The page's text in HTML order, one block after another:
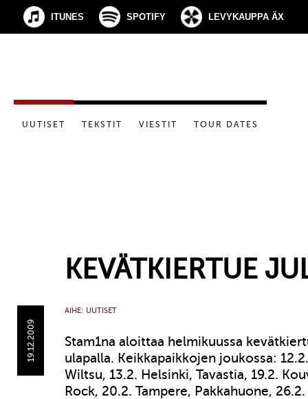
ITUNES SPOTIFY LEVYKAUPPA ÄX
UUTISET TEKSTIT VIESTIT TOUR DATES
KEVÄTKIERTUE
19.12.2009
AIHE: UUTISET
Stam1na aloittaa helmikuussa
ulapalla. Keikkapaikkojen joukossa:
Wiltsu, 13.2. Helsinki, Tavastia, 19.2.
Rock, 20.2. Tampere, Pakkahuone,